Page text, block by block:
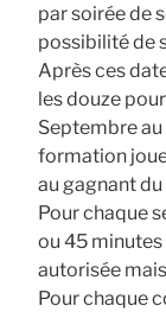
par soirée de
possibilité de
Après ces
les douze
Septembre
formation
au gagnant
Pour chaque
ou 45 minutes
autorisée
Pour chaque